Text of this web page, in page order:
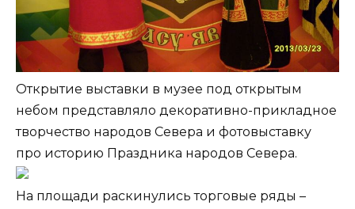
Открытие выставки в музее под открытым
небом представляло декоративно-прикладное
творчество народов Севера и фотовыставку
про историю Праздника народов Севера.
На площади раскинулись торговые ряды –